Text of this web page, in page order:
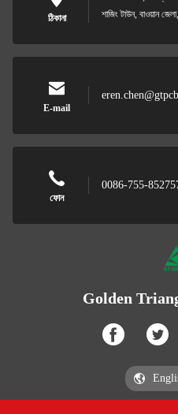
ঠিকানা
শাজিং টাউন, বাওয়ান
E-mail
ফোন
0086-755-
Golden